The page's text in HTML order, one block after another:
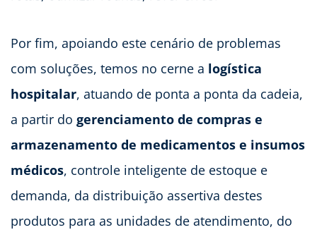
Por fim, apoiando este cenário de problemas
com soluções, temos no cerne a logística
hospitalar, atuando de ponta a ponta da cadeia,
a partir do gerenciamento de compras e
armazenamento de medicamentos e insumos
médicos, controle inteligente de estoque e
demanda, da distribuição assertiva destes
produtos para as unidades de atendimento, do